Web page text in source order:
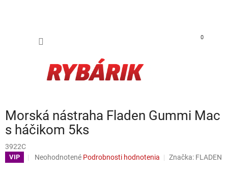
0
Morská nástraha Fladen Gummi Mac
s háčikom 5ks
3922C
VIP Priemerné hodnotenie produktu je 0,0 z 5 hviezdičiek.
Neohodnotené Podrobnosti hodnotenia Značka: FLADEN